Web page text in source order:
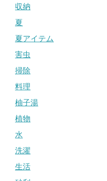
収納
夏
夏アイテム
害虫
掃除
料理
柚子湯
植物
水
洗濯
生活